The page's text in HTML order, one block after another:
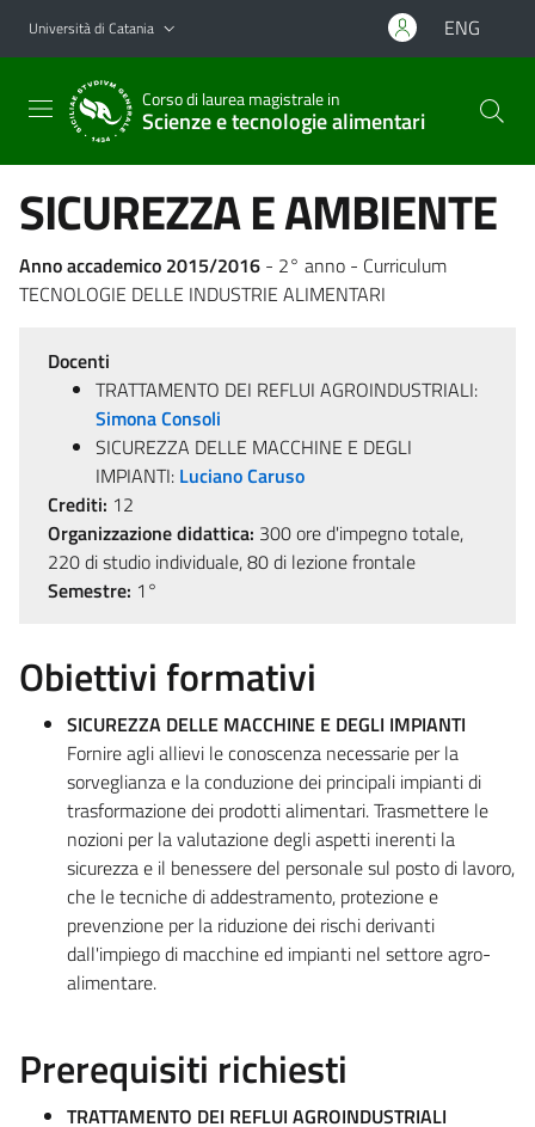
Vai al contenuto principale
Vai al menu di navigazione
Università di Catania ENG
Corso di laurea magistrale in
Scienze e tecnologie alimentari
SICUREZZA E AMBIENTE
Anno accademico 2015/2016 - 2° anno - Curriculum
TECNOLOGIE DELLE INDUSTRIE ALIMENTARI
Docenti
TRATTAMENTO DEI REFLUI AGROINDUSTRIALI:
Simona Consoli
SICUREZZA DELLE MACCHINE E DEGLI
IMPIANTI: Luciano Caruso
Crediti: 12
Organizzazione didattica: 300 ore d'impegno totale,
220 di studio individuale, 80 di lezione frontale
Semestre: 1°
Obiettivi formativi
SICUREZZA DELLE MACCHINE E DEGLI IMPIANTI
Fornire agli allievi le conoscenza necessarie per la
sorveglianza e la conduzione dei principali impianti di
trasformazione dei prodotti alimentari. Trasmettere le
nozioni per la valutazione degli aspetti inerenti la
sicurezza e il benessere del personale sul posto di lavoro,
che le tecniche di addestramento, protezione e
prevenzione per la riduzione dei rischi derivanti
dall'impiego di macchine ed impianti nel settore agro-
alimentare.​
Prerequisiti richiesti
TRATTAMENTO DEI REFLUI AGROINDUSTRIALI